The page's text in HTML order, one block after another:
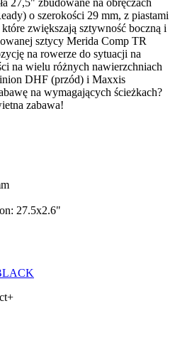
27,5" zbudowane na obręczach
o szerokości 29 mm, z piastami
zwiększają sztywność boczną i
sztycy Merida Comp TR
na rowerze do sytuacji na
na wielu różnych nawierzchniach
DHF (przód) i Maxxis
na wymagających ścieżkach?
zabawa!
27.5x2.6"